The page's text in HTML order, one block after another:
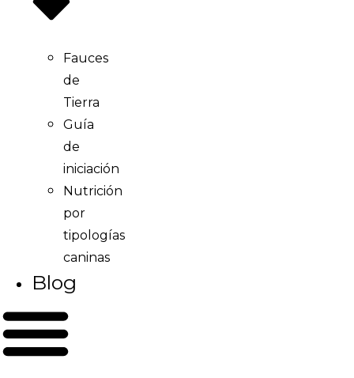
Fauces
de
Tierra
Guía
de
iniciación
Nutrición
por
tipologías
caninas
Blog